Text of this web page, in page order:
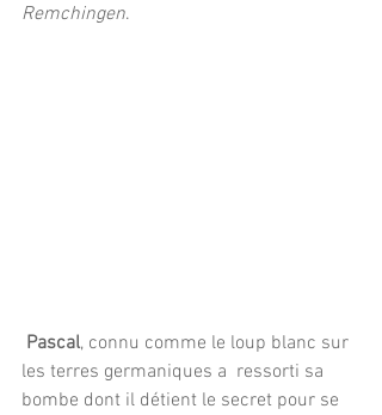
Remchingen.
Pascal, connu comme le loup blanc sur
les terres germaniques a  ressorti sa
bombe dont il détient le secret pour se